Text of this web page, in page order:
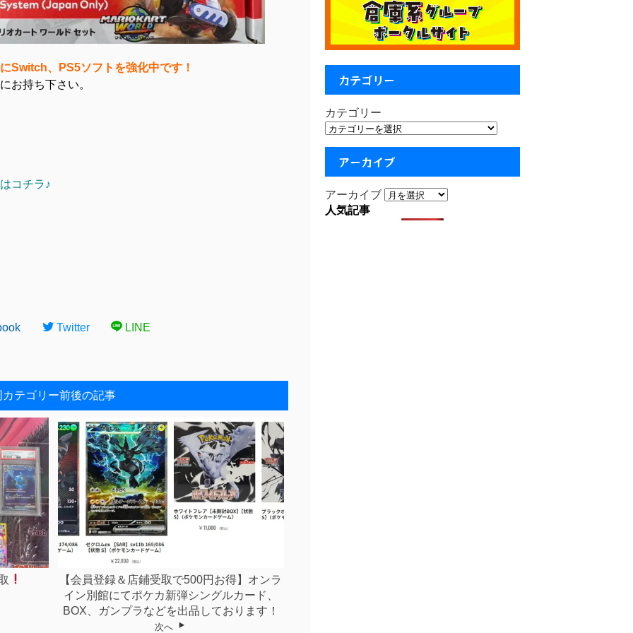
Switch、PS5ソフトを強化中です！
お持ち下さい。
コチラ♪
Twitter LINE
カテゴリー前後の記事
【会員登録＆店鋪受取で500円お得】オンラ
イン別館にてポケカ新弾シングルカード、
BOX、ガンプラなどを出品しております！
次へ
カテゴリー
カテゴリー
アーカイブ
アーカイブ
人気記事